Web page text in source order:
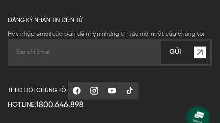
ĐĂNG KÝ NHẬN TIN ĐIỆN TỬ
Hãy nhập email của bạn để nhận những tin tức mới nhất của chúng tôi
GỬI
THEO DÕI CHÚNG TÔI
HOTLINE:1800.646.898